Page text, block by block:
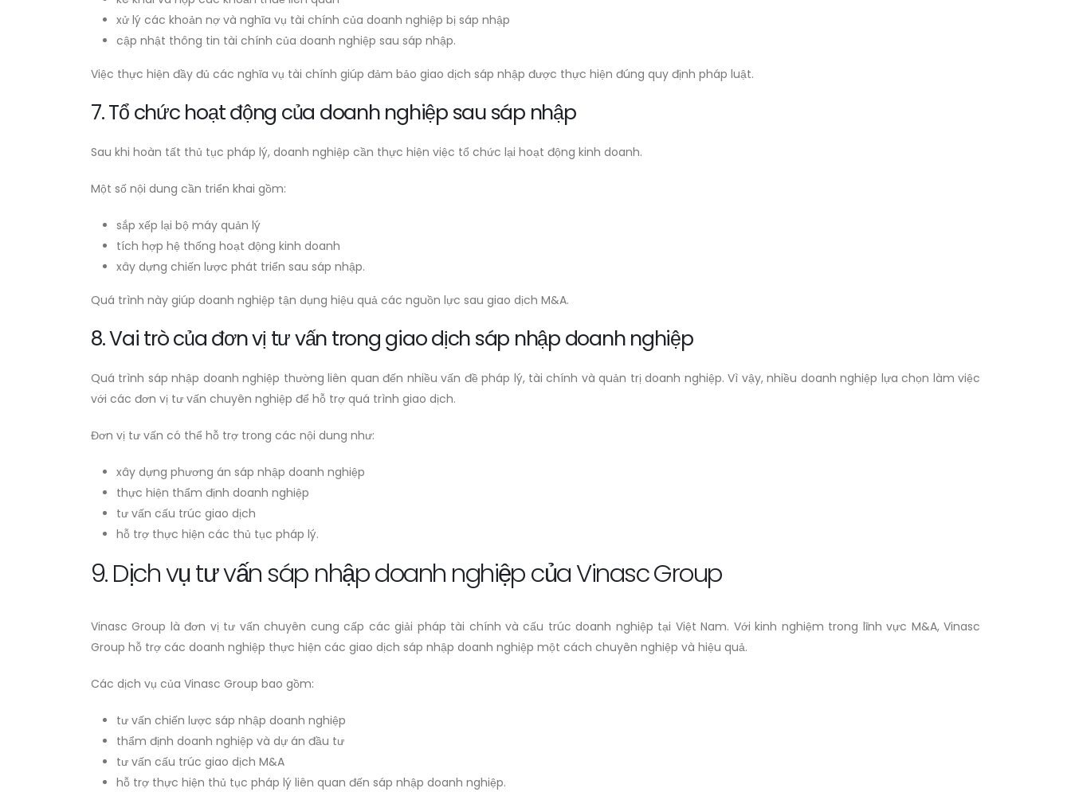
xử lý các khoản nợ và nghĩa vụ tài chính của doanh nghiệp bị sáp nhập
cập nhật thông tin tài chính của doanh nghiệp sau sáp nhập.
Việc thực hiện đầy đủ các nghĩa vụ tài chính giúp đảm bảo giao dịch sáp nhập được thực hiện đúng quy định pháp luật.
7. Tổ chức hoạt động của doanh nghiệp sau sáp nhập
Sau khi hoàn tất thủ tục pháp lý, doanh nghiệp cần thực hiện việc tổ chức lại hoạt động kinh doanh.
Một số nội dung cần triển khai gồm:
sắp xếp lại bộ máy quản lý
tích hợp hệ thống hoạt động kinh doanh
xây dựng chiến lược phát triển sau sáp nhập.
Quá trình này giúp doanh nghiệp tận dụng hiệu quả các nguồn lực sau giao dịch M&A.
8. Vai trò của đơn vị tư vấn trong giao dịch sáp nhập doanh nghiệp
Quá trình sáp nhập doanh nghiệp thường liên quan đến nhiều vấn đề pháp lý, tài chính và quản trị doanh nghiệp. Vì vậy, nhiều doanh nghiệp lựa chọn làm việc
với các đơn vị tư vấn chuyên nghiệp để hỗ trợ quá trình giao dịch.
Đơn vị tư vấn có thể hỗ trợ trong các nội dung như:
xây dựng phương án sáp nhập doanh nghiệp
thực hiện thẩm định doanh nghiệp
tư vấn cấu trúc giao dịch
hỗ trợ thực hiện các thủ tục pháp lý.
9. Dịch vụ tư vấn sáp nhập doanh nghiệp của Vinasc Group
Vinasc Group là đơn vị tư vấn chuyên cung cấp các giải pháp tài chính và cấu trúc doanh nghiệp tại Việt Nam. Với kinh nghiệm trong lĩnh vực M&A, Vinasc
Group hỗ trợ các doanh nghiệp thực hiện các giao dịch sáp nhập doanh nghiệp một cách chuyên nghiệp và hiệu quả.
Các dịch vụ của Vinasc Group bao gồm:
tư vấn chiến lược sáp nhập doanh nghiệp
thẩm định doanh nghiệp và dự án đầu tư
tư vấn cấu trúc giao dịch M&A
hỗ trợ thực hiện thủ tục pháp lý liên quan đến sáp nhập doanh nghiệp.